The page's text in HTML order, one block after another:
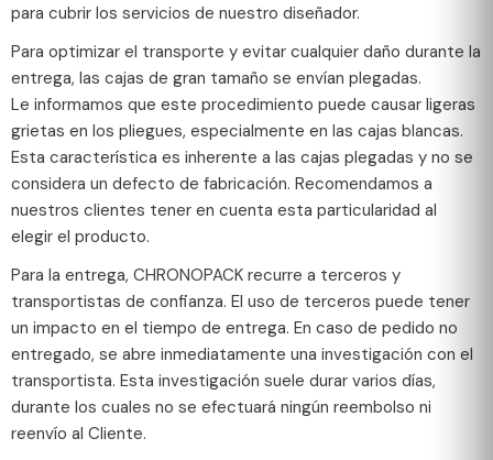
para cubrir los servicios de nuestro diseñador.
Para optimizar el transporte y evitar cualquier daño durante la
entrega, las cajas de gran tamaño se envían plegadas.
Le informamos que este procedimiento puede causar ligeras
grietas en los pliegues, especialmente en las cajas blancas.
Esta característica es inherente a las cajas plegadas y no se
considera un defecto de fabricación. Recomendamos a
nuestros clientes tener en cuenta esta particularidad al
elegir el producto.
Para la entrega, CHRONOPACK recurre a terceros y
transportistas de confianza. El uso de terceros puede tener
un impacto en el tiempo de entrega. En caso de pedido no
entregado, se abre inmediatamente una investigación con el
transportista. Esta investigación suele durar varios días,
durante los cuales no se efectuará ningún reembolso ni
reenvío al Cliente.